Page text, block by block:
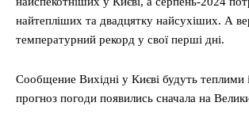
найтепліших та двадцятку найсухіших. А
температурний рекорд у свої перші дні.
Сообщение Вихідні у Києві будуть теплими
прогноз погоди появились сначала на